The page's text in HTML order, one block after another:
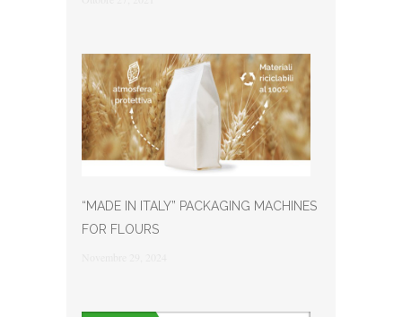
“MADE IN ITALY” PACKAGING MACHINES
FOR FLOURS